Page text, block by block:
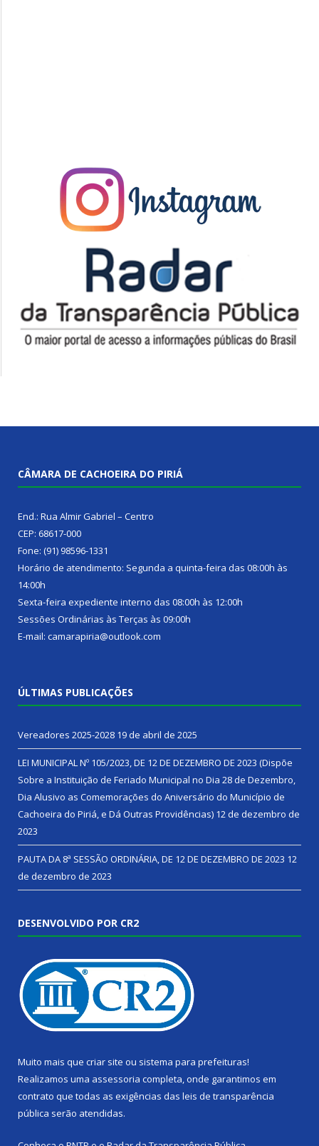
CÂMARA DE CACHOEIRA DO PIRIÁ
End.: Rua Almir Gabriel – Centro
CEP: 68617-000
Fone: (91) 98596-1331
Horário de atendimento: Segunda a quinta-feira das 08:00h às
14:00h
Sexta-feira expediente interno das 08:00h às 12:00h
Sessões Ordinárias às Terças às 09:00h
E-mail: camarapiria@outlook.com
ÚLTIMAS PUBLICAÇÕES
Vereadores 2025-2028 19 de abril de 2025
LEI MUNICIPAL Nº 105/2023, DE 12 DE DEZEMBRO DE 2023 (Dispõe
Sobre a Instituição de Feriado Municipal no Dia 28 de Dezembro,
Dia Alusivo as Comemorações do Aniversário do Município de
Cachoeira do Piriá, e Dá Outras Providências) 12 de dezembro de
2023
PAUTA DA 8ª SESSÃO ORDINÁRIA, DE 12 DE DEZEMBRO DE 2023 12
de dezembro de 2023
DESENVOLVIDO POR CR2
Muito mais que criar site ou sistema para prefeituras!
Realizamos uma assessoria completa, onde garantimos em
contrato que todas as exigências das leis de transparência
pública serão atendidas.